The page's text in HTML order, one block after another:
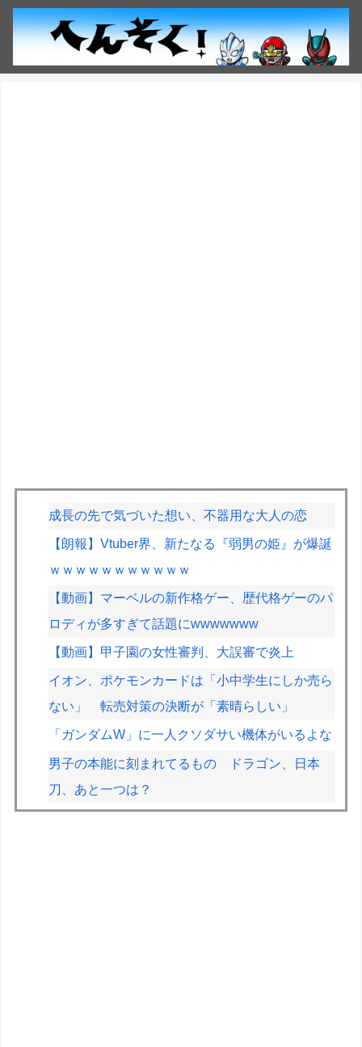
成長の先で気づいた想い、不器用な大人の恋
【朗報】Vtuber界、新たなる『弱男の姫』が爆誕
ｗｗｗｗｗｗｗｗｗｗｗ
【動画】マーベルの新作格ゲー、歴代格ゲーのパ
ロディが多すぎて話題にwwwwwww
【動画】甲子園の女性審判、大誤審で炎上
イオン、ポケモンカードは「小中学生にしか売ら
ない」 転売対策の決断が「素晴らしい」
「ガンダムW」に一人クソダサい機体がいるよな
男子の本能に刻まれてるもの ドラゴン、日本
刀、あと一つは？